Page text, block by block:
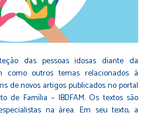
das pessoas idosas diante da
como outros temas relacionados à
de novos artigos publicados no portal
de Família – IBDFAM. Os textos são
na área. Em seu texto, a